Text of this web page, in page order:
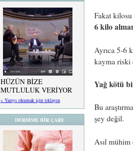
HÜZÜN BİZE
MUTLULUK VERİYOR
» Yazıyı okumak için tıklayın
DERDİME BİR ÇARE
Fakat
6 kilo
Ayrıca 5-6
kayma riski
Yağ kötü
Bu
şey değil.
Asıl mühim